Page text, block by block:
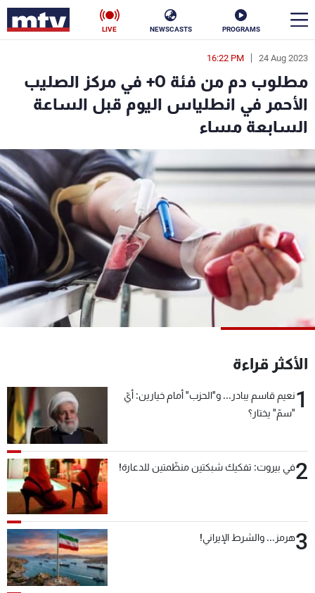
PROGRAMS
NEWSCASTS
LIVE
24 Aug 2023
16:22 PM
مطلوب دم من فئة O+ في مركز الصليب
الأحمر في انطلياس اليوم قبل الساعة
السابعة مساء
الأكثر قراءة
1نعيم قاسم يبادر... و"الحزب" أمام خيارين: أيّ
"سمّ" يختار؟
2في بيروت: تفكيك شبكتين منظّمتين للدعارة!
3هرمز... والشرط الإيراني!
en
الأخبار
سياسة
إقتصاد فن
كأس العالم
البرامج
جدول البرامج
شاهد البرامج
عن MTV
الإنـتـاج
وظائف
سياسة الخصوصية